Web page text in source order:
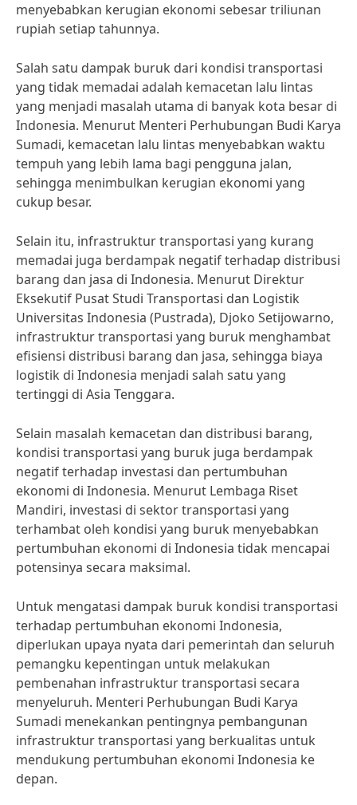
menyebabkan kerugian ekonomi sebesar triliunan
rupiah setiap tahunnya.
Salah satu dampak buruk dari kondisi transportasi
yang tidak memadai adalah kemacetan lalu lintas
yang menjadi masalah utama di banyak kota besar di
Indonesia. Menurut Menteri Perhubungan Budi Karya
Sumadi, kemacetan lalu lintas menyebabkan waktu
tempuh yang lebih lama bagi pengguna jalan,
sehingga menimbulkan kerugian ekonomi yang
cukup besar.
Selain itu, infrastruktur transportasi yang kurang
memadai juga berdampak negatif terhadap distribusi
barang dan jasa di Indonesia. Menurut Direktur
Eksekutif Pusat Studi Transportasi dan Logistik
Universitas Indonesia (Pustrada), Djoko Setijowarno,
infrastruktur transportasi yang buruk menghambat
efisiensi distribusi barang dan jasa, sehingga biaya
logistik di Indonesia menjadi salah satu yang
tertinggi di Asia Tenggara.
Selain masalah kemacetan dan distribusi barang,
kondisi transportasi yang buruk juga berdampak
negatif terhadap investasi dan pertumbuhan
ekonomi di Indonesia. Menurut Lembaga Riset
Mandiri, investasi di sektor transportasi yang
terhambat oleh kondisi yang buruk menyebabkan
pertumbuhan ekonomi di Indonesia tidak mencapai
potensinya secara maksimal.
Untuk mengatasi dampak buruk kondisi transportasi
terhadap pertumbuhan ekonomi Indonesia,
diperlukan upaya nyata dari pemerintah dan seluruh
pemangku kepentingan untuk melakukan
pembenahan infrastruktur transportasi secara
menyeluruh. Menteri Perhubungan Budi Karya
Sumadi menekankan pentingnya pembangunan
infrastruktur transportasi yang berkualitas untuk
mendukung pertumbuhan ekonomi Indonesia ke
depan.